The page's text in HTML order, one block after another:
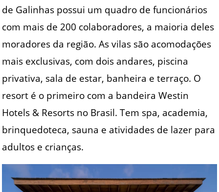
de Galinhas possui um quadro de funcionários
com mais de 200 colaboradores, a maioria deles
moradores da região. As vilas são acomodações
mais exclusivas, com dois andares, piscina
privativa, sala de estar, banheira e terraço. O
resort é o primeiro com a bandeira Westin
Hotels & Resorts no Brasil. Tem spa, academia,
brinquedoteca, sauna e atividades de lazer para
adultos e crianças.